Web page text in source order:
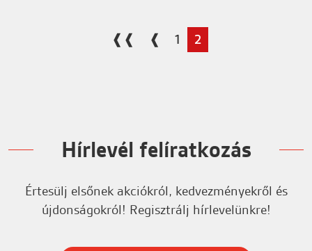
❰❰ ❰ 1 2
Hírlevél felíratkozás
Értesülj elsőnek akciókról, kedvezményekről és
újdonságokról! Regisztrálj hírlevelünkre!